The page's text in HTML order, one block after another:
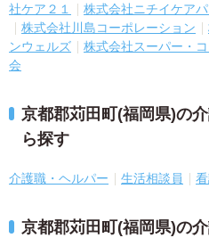
社ケア２１
株式会社ニチイケア
株式会社川島コーポレーション
ンウェルズ
株式会社スーパー・コ
会
京都郡苅田町(福岡県)の
ら探す
介護職・ヘルパー 生活相談員
京都郡苅田町(福岡県)の